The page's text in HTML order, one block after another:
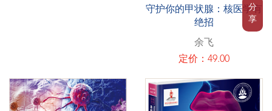
分
享
守护你的甲状腺：核医学有
绝招
余飞
定价：49.00